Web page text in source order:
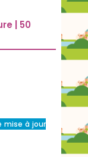
50
mise à jour